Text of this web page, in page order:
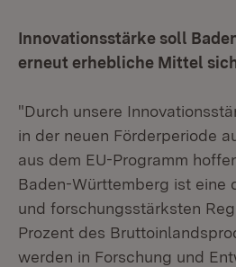
Innovationsstärke soll
erneut erhebliche Mittel
"Durch unsere
in der neuen Förderperiode
aus dem EU-Programm
Baden-Württemberg ist eine
und forschungsstärksten
Prozent des
werden in Forschung und